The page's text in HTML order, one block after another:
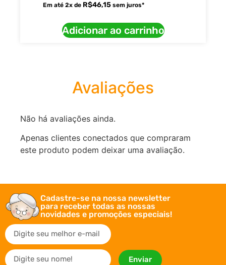
Em até 2x de R$46,15 sem juros*
Adicionar ao carrinho
Avaliações
Não há avaliações ainda.
Apenas clientes conectados que compraram
este produto podem deixar uma avaliação.
Cadastre-se na nossa newsletter
para receber todas as nossas
novidades e promoções especiais!
Enviar